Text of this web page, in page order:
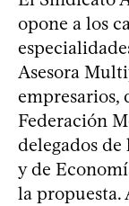
opone a los
Asesora
empresarios,
Federación
delegados
y de
la propuesta.